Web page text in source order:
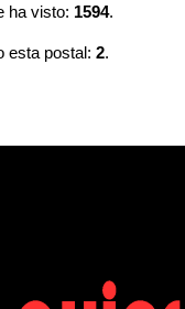
ha visto: 1594.
esta postal: 2.